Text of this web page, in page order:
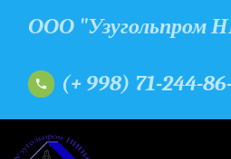
ООО "Узугольпром
(+ 998) 71-244-